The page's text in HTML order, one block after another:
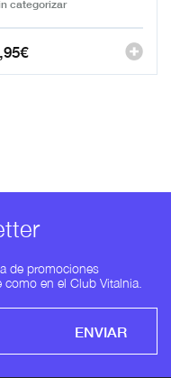
categorizar
€
de promociones
en el Club Vitalnia.
ENVIAR